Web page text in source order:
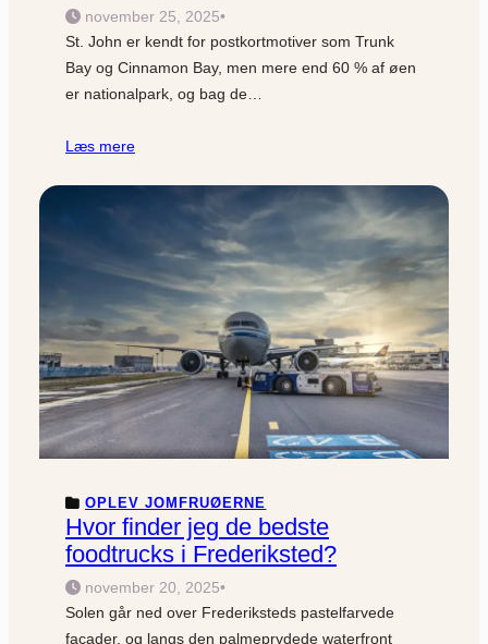
november 25, 2025•
St. John er kendt for postkortmotiver som Trunk
Bay og Cinnamon Bay, men mere end 60 % af øen
er nationalpark, og bag de…
Læs mere
OPLEV JOMFRUØERNE
Hvor finder jeg de bedste
foodtrucks i Frederiksted?
november 20, 2025•
Solen går ned over Frederiksteds pastelfarvede
facader, og langs den palmeprydede waterfront